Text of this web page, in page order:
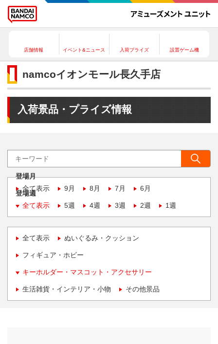
店舗情報 イベント&ニュース 入荷プライズ 設置ゲーム機
namcoイオンモール長久手店
入荷景品・プライズ情報
登場月
全て表示
9月 8月 7月 6月
登場週
全て表示
5週 4週 3週 2週 1週
全て表示 ぬいぐるみ・クッション
フィギュア・ホビー
キーホルダー・マスコット・アクセサリー
生活雑貨・インテリア・小物 その他景品